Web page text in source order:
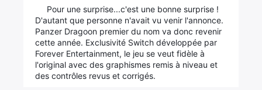
Pour une surprise...c'est une bonne surprise !
D'autant que personne n'avait vu venir l'annonce.
Panzer Dragoon premier du nom va donc revenir
cette année. Exclusivité Switch développée par
Forever Entertainment, le jeu se veut fidèle à
l'original avec des graphismes remis à niveau et
des contrôles revus et corrigés.